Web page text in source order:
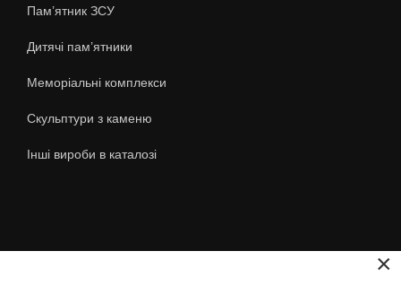
Пам’ятник ЗСУ
Дитячі пам’ятники
Меморіальні комплекси
Скульптури з каменю
Інші вироби в каталозі
×